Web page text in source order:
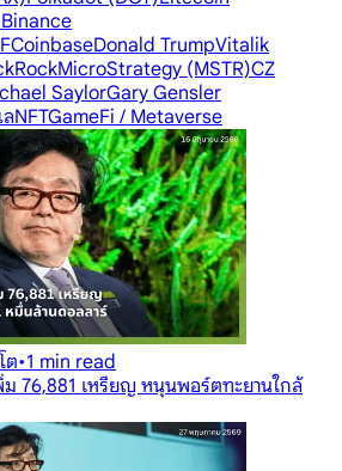
Binance
CoinbaseDonald TrumpVitalik
MicroStrategy (MSTR)CZ
SaylorGary Gensler
NFTGameFi / Metaverse
ต•1 min read
76,881 เหรียญ หนุนพอร์ตทะยานใกล้